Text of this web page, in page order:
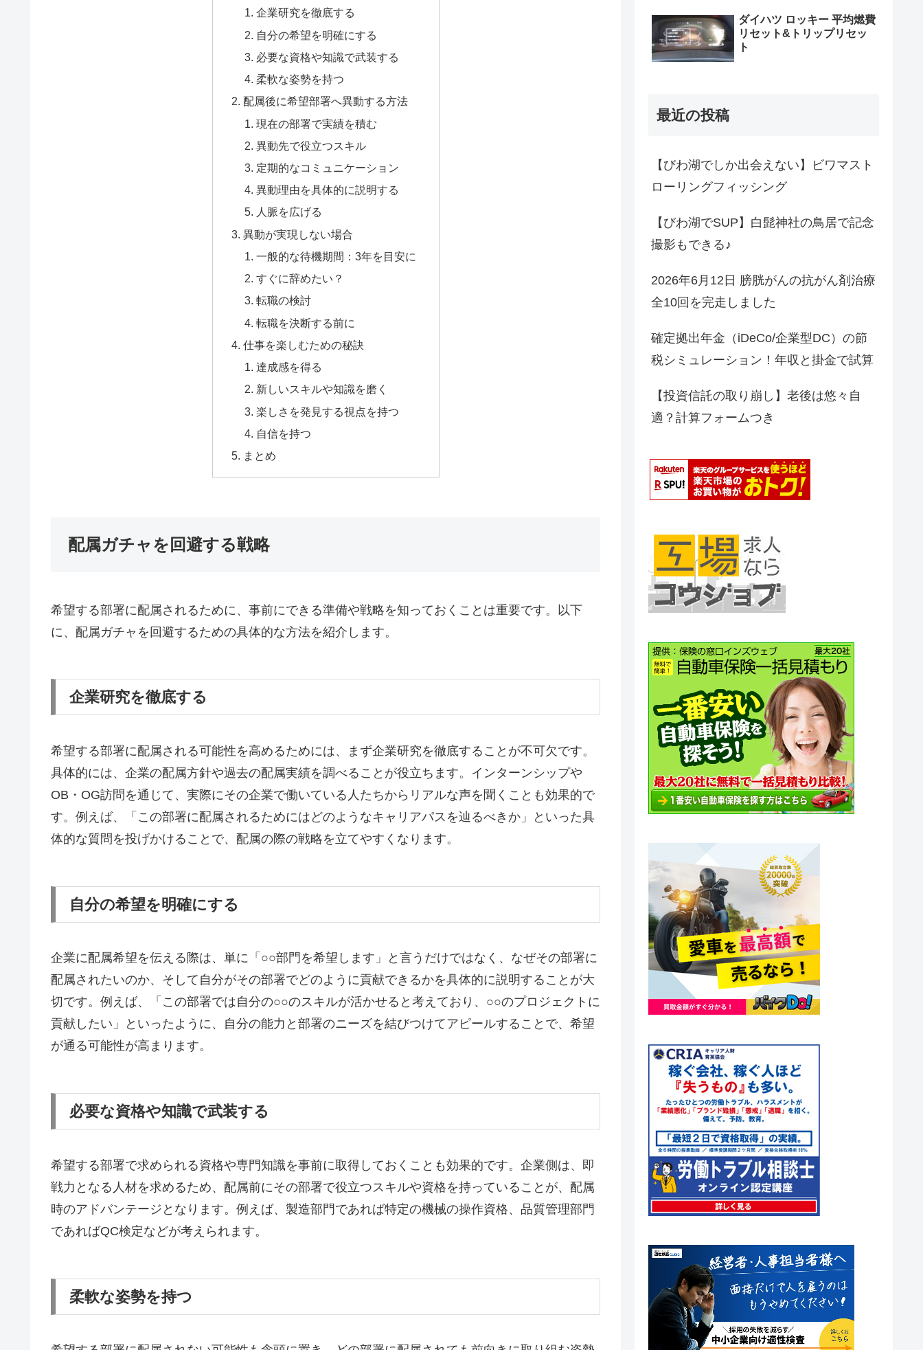
企業研究を徹底する
自分の希望を明確にする
必要な資格や知識で武装する
柔軟な姿勢を持つ
配属後に希望部署へ異動する方法
現在の部署で実績を積む
異動先で役立つスキル
定期的なコミュニケーション
異動理由を具体的に説明する
人脈を広げる
異動が実現しない場合
一般的な待機期間：3年を目安に
すぐに辞めたい？
転職の検討
転職を決断する前に
仕事を楽しむための秘訣
達成感を得る
新しいスキルや知識を磨く
楽しさを発見する視点を持つ
自信を持つ
まとめ
配属ガチャを回避する戦略
希望する部署に配属されるために、事前にできる準備や戦略を知っておくことは重要です。以下
に、配属ガチャを回避するための具体的な方法を紹介します。
企業研究を徹底する
希望する部署に配属される可能性を高めるためには、まず企業研究を徹底することが不可欠です。
具体的には、企業の配属方針や過去の配属実績を調べることが役立ちます。インターンシップや
OB・OG訪問を通じて、実際にその企業で働いている人たちからリアルな声を聞くことも効果的で
す。例えば、「この部署に配属されるためにはどのようなキャリアパスを辿るべきか」といった具
体的な質問を投げかけることで、配属の際の戦略を立てやすくなります。
自分の希望を明確にする
企業に配属希望を伝える際は、単に「○○部門を希望します」と言うだけではなく、なぜその部署に
配属されたいのか、そして自分がその部署でどのように貢献できるかを具体的に説明することが大
切です。例えば、「この部署では自分の○○のスキルが活かせると考えており、○○のプロジェクトに
貢献したい」といったように、自分の能力と部署のニーズを結びつけてアピールすることで、希望
が通る可能性が高まります。
必要な資格や知識で武装する
希望する部署で求められる資格や専門知識を事前に取得しておくことも効果的です。企業側は、即
戦力となる人材を求めるため、配属前にその部署で役立つスキルや資格を持っていることが、配属
時のアドバンテージとなります。例えば、製造部門であれば特定の機械の操作資格、品質管理部門
であればQC検定などが考えられます。
柔軟な姿勢を持つ
ダイハツ ロッキー 平均燃費
リセット&トリップリセッ
ト
最近の投稿
【びわ湖でしか出会えない】ビワマスト
ローリングフィッシング
【びわ湖でSUP】白髭神社の鳥居で記念
撮影もできる♪
2026年6月12日 膀胱がんの抗がん剤治療
全10回を完走しました
確定拠出年金（iDeCo/企業型DC）の節
税シミュレーション！年収と掛金で試算
【投資信託の取り崩し】老後は悠々自
適？計算フォームつき